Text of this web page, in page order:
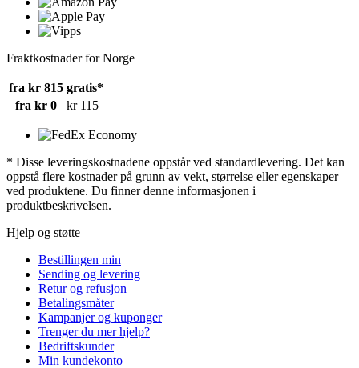
Fraktkostnader for Norge
fra kr 815 gratis*
fra kr 0
kr 115
* Disse leveringskostnadene oppstår ved standardlevering. Det kan
oppstå flere kostnader på grunn av vekt, størrelse eller egenskaper
ved produktene. Du finner denne informasjonen i
produktbeskrivelsen.
Hjelp og støtte
Bestillingen min
Sending og levering
Retur og refusjon
Betalingsmåter
Kampanjer og kuponger
Trenger du mer hjelp?
Bedriftskunder
Min kundekonto